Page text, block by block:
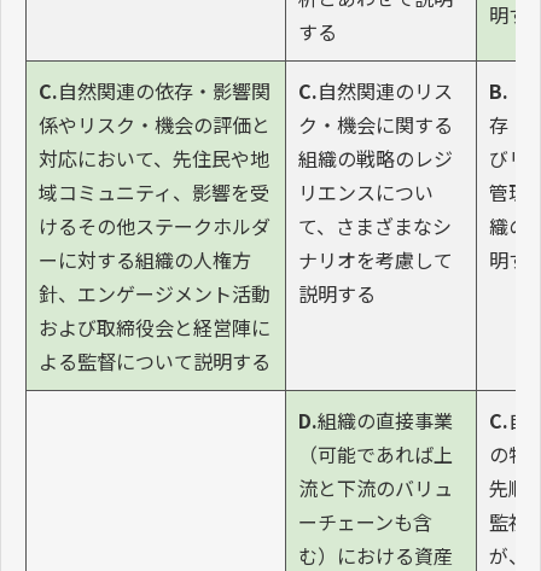
する
明す
C.自然関連の依存・影響関
係やリスク・機会の評価と
対応において、先住民や地
域コミュニティ、影響を受
けるその他ステークホルダ
ーに対する組織の人権方
針、エンゲージメント活動
および取締役会と経営陣に
よる監督について説明する
C.自然関連のリス
ク・機会に関する
組織の戦略のレジ
リエンスについ
て、さまざまなシ
ナリオを考慮して
説明する
B.
存・
びリ
管理
織の
明す
D.組織の直接事業
（可能であれば上
流と下流のバリュ
ーチェーンも含
む）における資産
C.自
の特
先順
監視
が、